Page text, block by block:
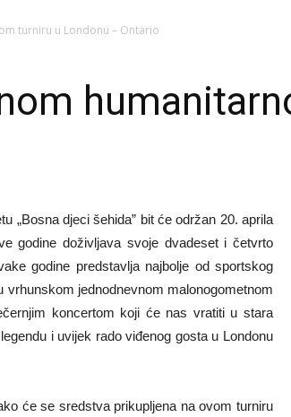
turniru u Londonu – Ontario
„Bosna djeci šehida” bit će održan 20. aprila
godine doživljava svoje dvadeset i četvrto
godine predstavlja najbolje od sportskog
jednodnevnom malonogometnom
koncertom koji će nas vratiti u stara
i uvijek rado viđenog gosta u Londonu
će se sredstva prikupljena na ovom turniru